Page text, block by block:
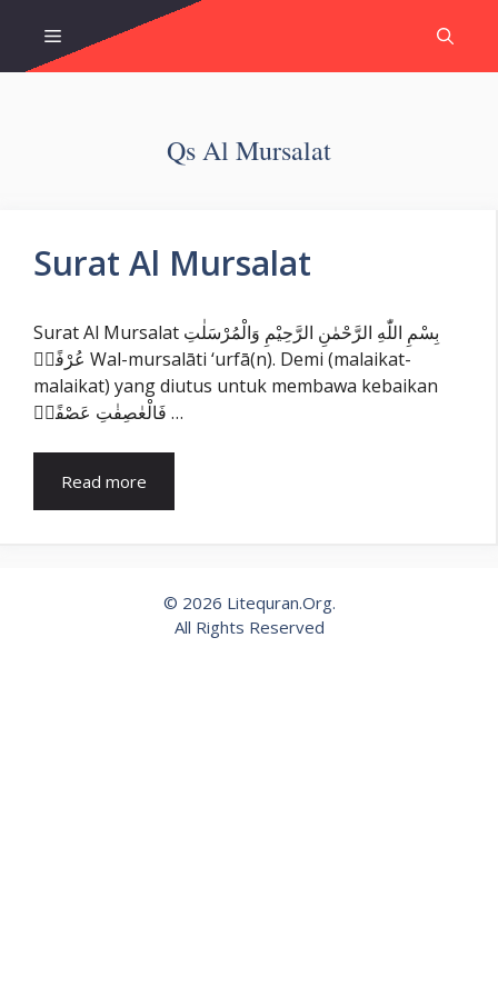
content
Menu
Qs Al Mursalat
Surat Al Mursalat
Surat Al Mursalat بِسْمِ اللّٰهِ الرَّحْمٰنِ الرَّحِيْمِ وَالْمُرْسَلٰتِ
عُرْفًاۙ Wal-mursalāti ‘urfā(n). Demi (malaikat-
malaikat) yang diutus untuk membawa kebaikan
فَالْعٰصِفٰتِ عَصْفًاۙ …
Read more
© 2026 Litequran.Org.
All Rights Reserved